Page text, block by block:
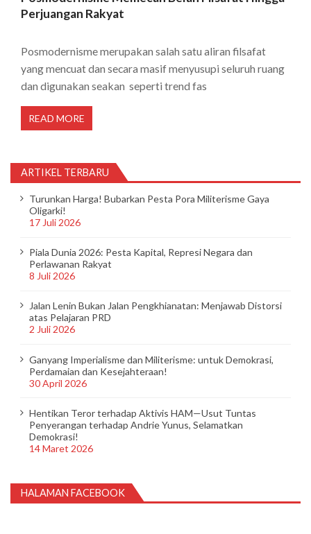
Perjuangan Rakyat
Posmodernisme merupakan salah satu aliran filsafat
yang mencuat dan secara masif menyusupi seluruh ruang
dan digunakan seakan seperti trend fas
READ MORE
ARTIKEL TERBARU
Turunkan Harga! Bubarkan Pesta Pora Militerisme Gaya
Oligarki!
17 Juli 2026
Piala Dunia 2026: Pesta Kapital, Represi Negara dan
Perlawanan Rakyat
8 Juli 2026
Jalan Lenin Bukan Jalan Pengkhianatan: Menjawab Distorsi
atas Pelajaran PRD
2 Juli 2026
Ganyang Imperialisme dan Militerisme: untuk Demokrasi,
Perdamaian dan Kesejahteraan!
30 April 2026
Hentikan Teror terhadap Aktivis HAM—Usut Tuntas
Penyerangan terhadap Andrie Yunus, Selamatkan
Demokrasi!
14 Maret 2026
HALAMAN FACEBOOK